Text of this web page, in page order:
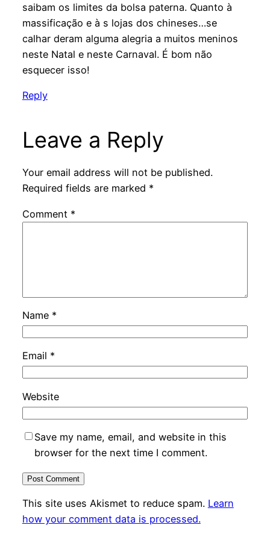
saibam os limites da bolsa paterna. Quanto à
massificação e à s lojas dos chineses…se
calhar deram alguma alegria a muitos meninos
neste Natal e neste Carnaval. É bom não
esquecer isso!
Reply
Leave a Reply
Your email address will not be published.
Required fields are marked *
Comment *
Name *
Email *
Website
Save my name, email, and website in this
browser for the next time I comment.
This site uses Akismet to reduce spam. Learn
how your comment data is processed.